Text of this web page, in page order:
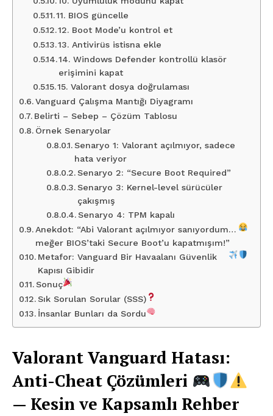
11. BIOS güncelle
12. Boot Mode’u kontrol et
13. Antivirüs istisna ekle
14. Windows Defender kontrollü klasör
erişimini kapat
15. Valorant dosya doğrulaması
Vanguard Çalışma Mantığı Diyagramı
Belirti – Sebep – Çözüm Tablosu
Örnek Senaryolar
Senaryo 1: Valorant açılmıyor, sadece
hata veriyor
Senaryo 2: “Secure Boot Required”
Senaryo 3: Kernel-level sürücüler
çakışmış
Senaryo 4: TPM kapalı
Anekdot: “Abi Valorant açılmıyor sanıyordum…
meğer BIOS’taki Secure Boot’u kapatmışım!”
Metafor: Vanguard Bir Havaalanı Güvenlik
Kapısı Gibidir
Sonuç
Sık Sorulan Sorular (SSS)
İnsanlar Bunları da Sordu
Valorant Vanguard Hatası:
Anti-Cheat Çözümleri
— Kesin ve Kapsamlı Rehber